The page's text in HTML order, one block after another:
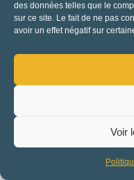
des données telles que le
sur ce site. Le fait de ne pas
avoir un effet négatif sur
Voir
Prendre RDV
Prémices, c’est aussi
des Offices de
peuvent t’aider de A à
évènement parce que
débordé !
Trouver un
Rechercher